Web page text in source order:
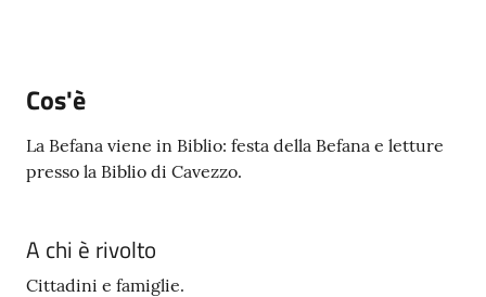
telematico
SUE
Tutti
Cos'è
La Befana viene in Biblio: festa della Befana e letture
presso la Biblio di Cavezzo.
A chi è rivolto
Cittadini e famiglie.